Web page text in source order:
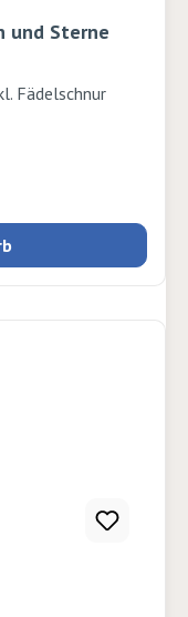
und Sterne
Fädelschnur